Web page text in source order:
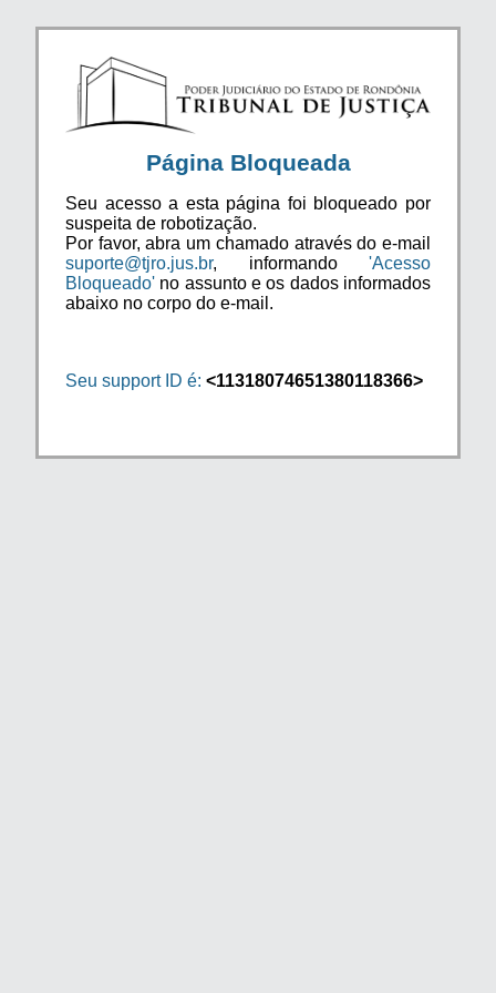
Página Bloqueada
Seu acesso a esta página foi bloqueado por
suspeita de robotização.
Por favor, abra um chamado através do e-mail
suporte@tjro.jus.br, informando 'Acesso
Bloqueado' no assunto e os dados informados
abaixo no corpo do e-mail.
Seu support ID é: <11318074651380118366>